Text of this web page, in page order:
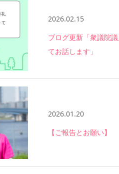
2026.02.15
ブログ更新「衆議院
てお話します」
2026.01.20
【ご報告とお願い】